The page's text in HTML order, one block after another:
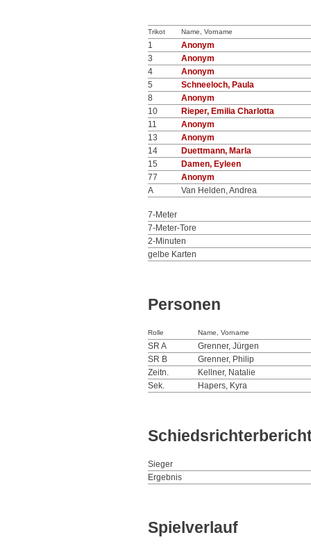
Trikot Name, Vorname
1
Anonym
3
Anonym
4
Anonym
5
Schneeloch, Paula
8
Anonym
10
Rieper, Emilia Charlotta
11
Anonym
13
Anonym
14
Duettmann, Marla
15
Damen, Eyleen
77
Anonym
A
Van Helden, Andrea
7-Meter
7-Meter-Tore
2-Minuten
gelbe Karten
Personen
Rolle Name, Vorname
SR A
Grenner, Jürgen
SR B
Grenner, Philip
Zeitn.
Kellner, Natalie
Sek.
Hapers, Kyra
Sieger
Ergebnis
Spielverlauf